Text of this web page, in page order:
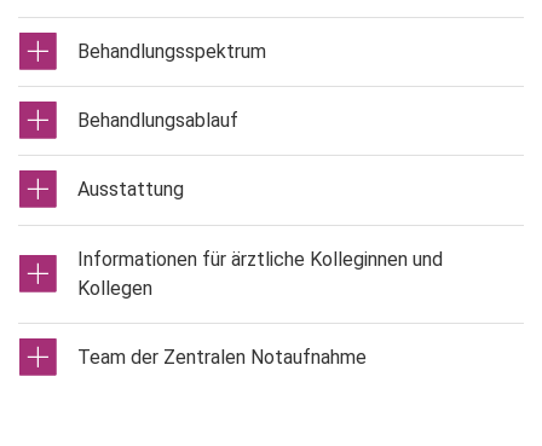
Behandlungsspektrum
Behandlungsablauf
Ausstattung
Informationen für ärztliche Kolleginnen und
Kollegen
Team der Zentralen Notaufnahme